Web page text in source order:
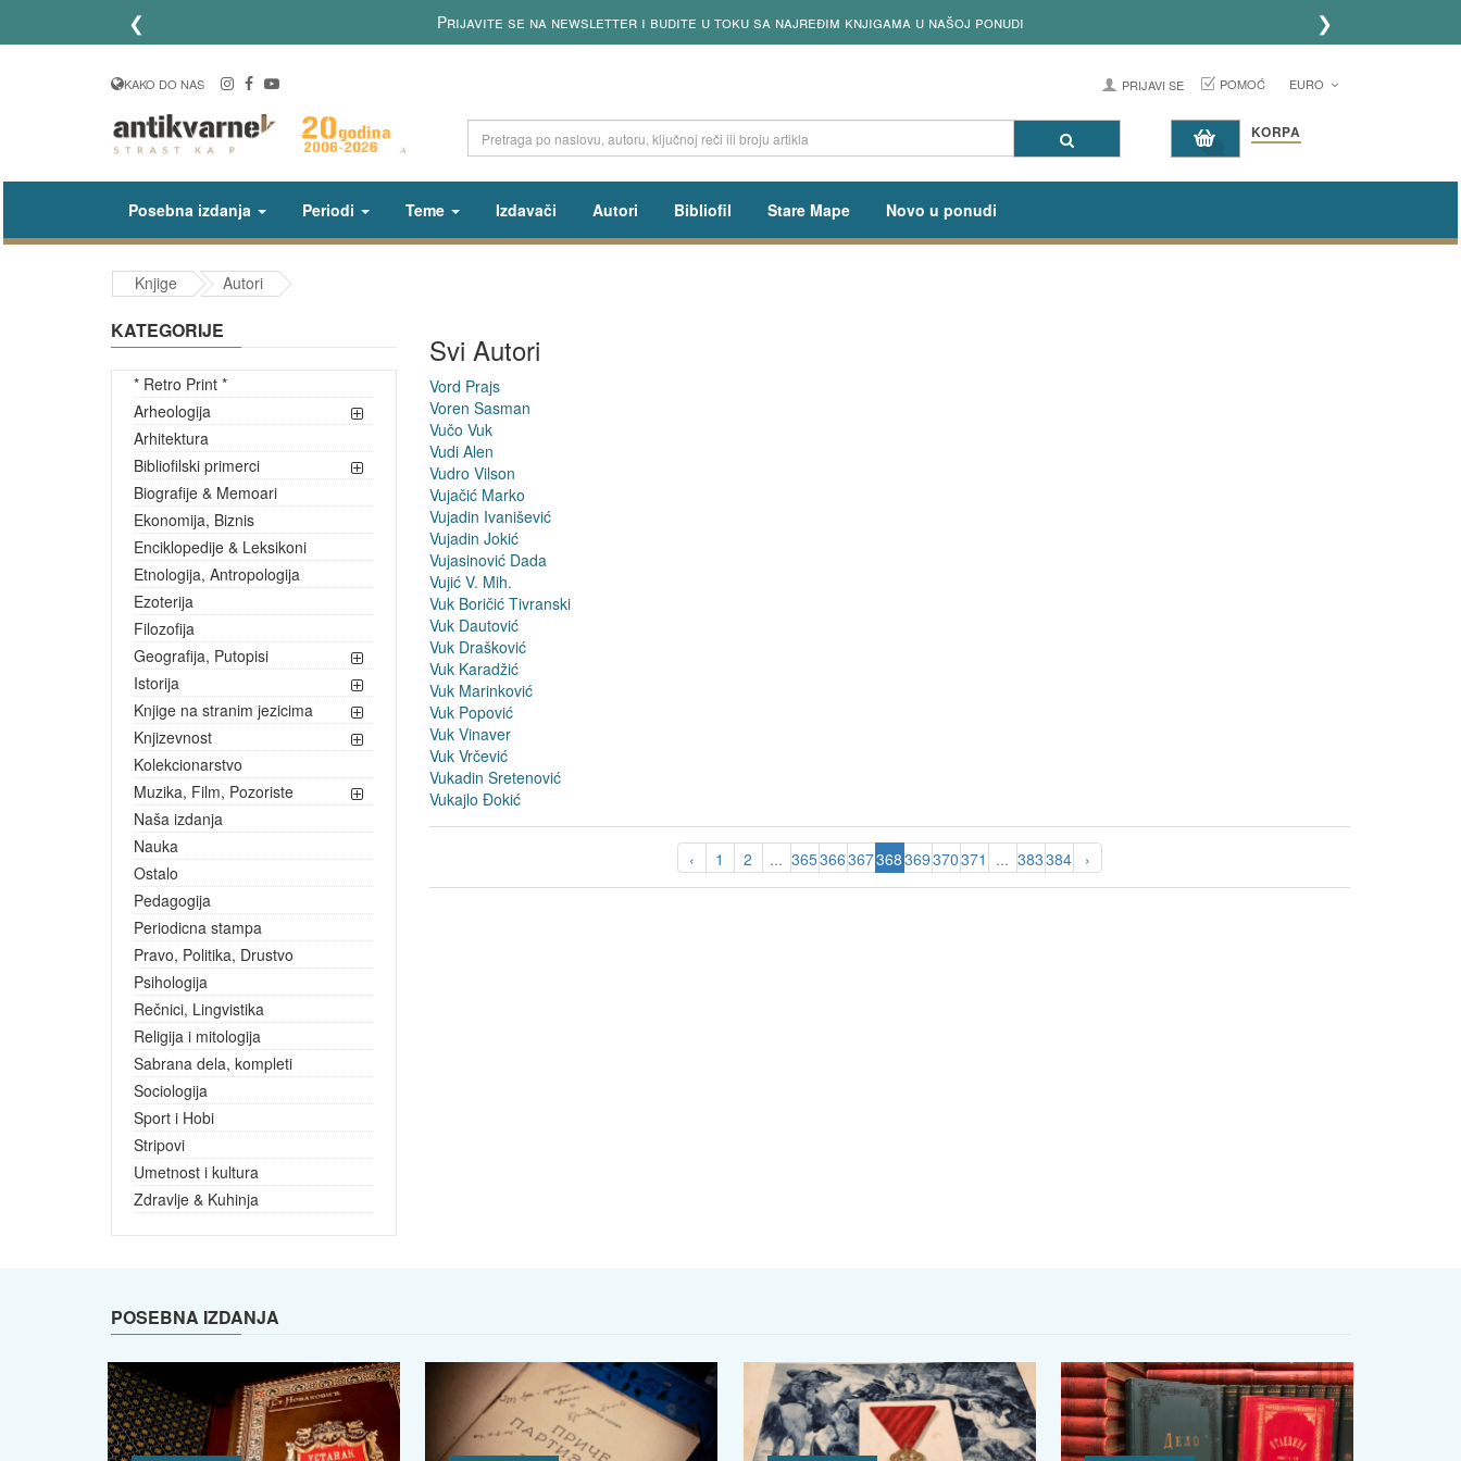
❮ Prijavite se na newsletter i budite u toku sa najređim knjigama u našoj ponudi ❯
KAKO DO NAS PRIJAVI SE POMOĆ EURO
KORPA
Posebna izdanja Periodi Teme Izdavači Autori Bibliofil Stare Mape Novo u ponudi
Knjige Autori
KATEGORIJE
* Retro Print *
Arheologija
Arhitektura
Bibliofilski primerci
Biografije & Memoari
Ekonomija, Biznis
Enciklopedije & Leksikoni
Etnologija, Antropologija
Ezoterija
Filozofija
Geografija, Putopisi
Istorija
Knjige na stranim jezicima
Knjizevnost
Kolekcionarstvo
Muzika, Film, Pozoriste
Naša izdanja
Nauka
Ostalo
Pedagogija
Periodicna stampa
Pravo, Politika, Drustvo
Psihologija
Rečnici, Lingvistika
Religija i mitologija
Sabrana dela, kompleti
Sociologija
Sport i Hobi
Stripovi
Umetnost i kultura
Zdravlje & Kuhinja
Svi Autori
Vord Prajs
Voren Sasman
Vučo Vuk
Vudi Alen
Vudro Vilson
Vujačić Marko
Vujadin Ivanišević
Vujadin Jokić
Vujasinović Dada
Vujić V. Mih.
Vuk Boričić Tivranski
Vuk Dautović
Vuk Drašković
Vuk Karadžić
Vuk Marinković
Vuk Popović
Vuk Vinaver
Vuk Vrčević
Vukadin Sretenović
Vukajlo Đokić
‹ 1 2 ... 365366367368369370371 ... 383384 ›
POSEBNA IZDANJA